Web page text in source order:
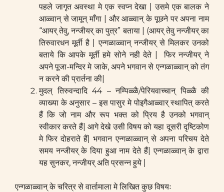
पहले जागृत अवस्था मे एक स्वप्न देखा | उसमे एक बालक ने
आळ्वान् से जामून् माँगा | और आळ्वान् के पूछने पर अपना नाम
“आयर् तेवु, नन्जीयर् का पुत्र” बताया | (आयर् तेवु नन्जीयर् का
तिरुवारधन मूर्ती है | एन्गळाळ्वान् नन्जीयर् से मिलकर उनको
बताये कि आपके मूर्ती हमे सोने नही देते | फिर नन्जीयर् ने
अपने पूजा-मन्दिर मे जाके, अपने भगवान से एन्गळाळ्वान् को तंग
न करने की प्रार्तना की|
मुदल् तिरुवन्दादि 44 – नम्पिळ्ळै/पेरियवाच्चान् पिळ्ळै की
व्याख्या के अनुसार – इस पासुर मे पोइगैआळ्वार् स्थापित् करते
हैं कि जो नाम और रूप भक्त को प्रिय है उनको भगवान्
स्वीकार करते हैं| आगे देखे उसी विषय को यहा दूसरी दृष्टिकोण
मे फिर दोहराते हैं| भगवान एन्गळाळ्वान् से अपना परिचय देते
समय नन्जीयर् के दिया हुआ नाम देते हैं| एन्गळाळ्वान् के द्वारा
यह सुनकर, नन्जीयर् अति प्रसन्न हुये |
एन्गळाळ्वान् के चरित्र से वार्तामाला मे लिखित कुछ विषयः